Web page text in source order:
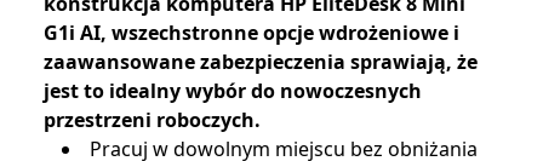
G1i AI, wszechstronne opcje wdrożeniowe i
zaawansowane zabezpieczenia sprawiają, że
jest to idealny wybór do nowoczesnych
przestrzeni roboczych.
Pracuj w dowolnym miejscu bez obniżania